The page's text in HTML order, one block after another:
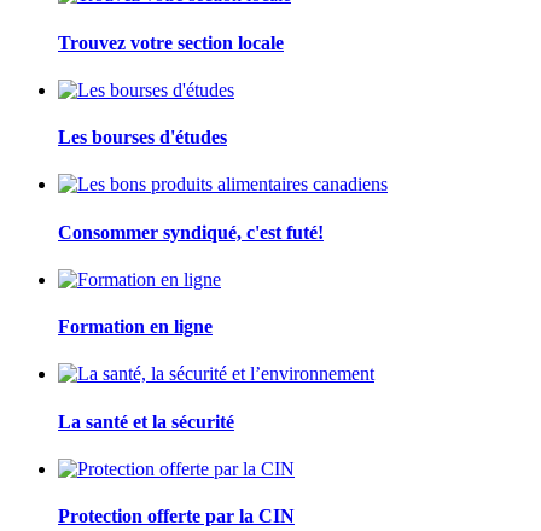
Trouvez votre section locale
Les bourses d'études
Consommer syndiqué, c'est futé!
Formation en ligne
La santé et la sécurité
Protection offerte par la CIN